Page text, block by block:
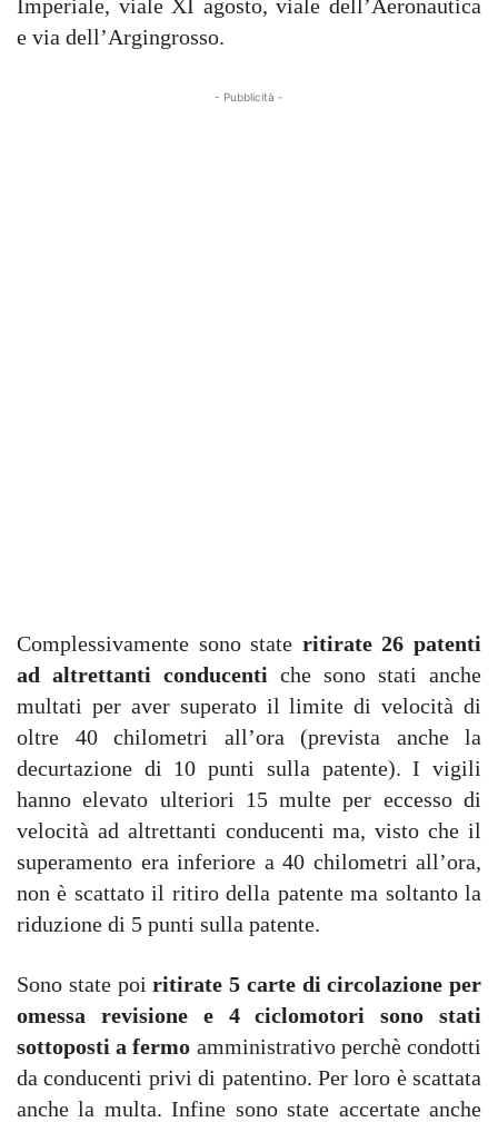
Imperiale, viale XI agosto, viale dell’Aeronautica
e via dell’Argingrosso.
- Pubblicità -
Complessivamente sono state ritirate 26 patenti
ad altrettanti conducenti che sono stati anche
multati per aver superato il limite di velocità di
oltre 40 chilometri all’ora (prevista anche la
decurtazione di 10 punti sulla patente). I vigili
hanno elevato ulteriori 15 multe per eccesso di
velocità ad altrettanti conducenti ma, visto che il
superamento era inferiore a 40 chilometri all’ora,
non è scattato il ritiro della patente ma soltanto la
riduzione di 5 punti sulla patente.
Sono state poiritirate 5 carte di circolazione per
omessa revisione e 4 ciclomotori sono stati
sottoposti a fermo amministrativo perchè condotti
da conducenti privi di patentino. Per loro è scattata
anche la multa. Infine sono state accertate anche